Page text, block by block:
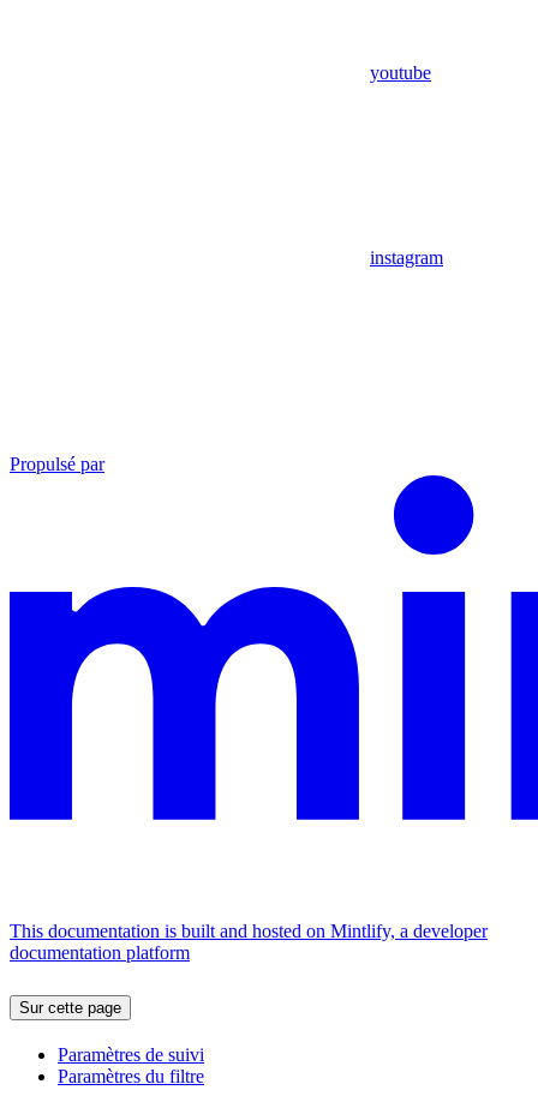
youtube
instagram
Propulsé par
This documentation is built and hosted on Mintlify, a developer
documentation platform
Sur cette page
Paramètres de suivi
Paramètres du filtre